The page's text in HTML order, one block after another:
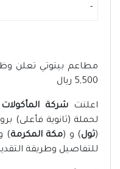
-
مطاعم بيتوتي تعلن
5,500 ريال
اعلنت شركة المأكولات
لحملة (ثانوية فأعلى) برواتب تصل
(ثول) و (مكة المكرمة)
للتفاصيل وطريقة